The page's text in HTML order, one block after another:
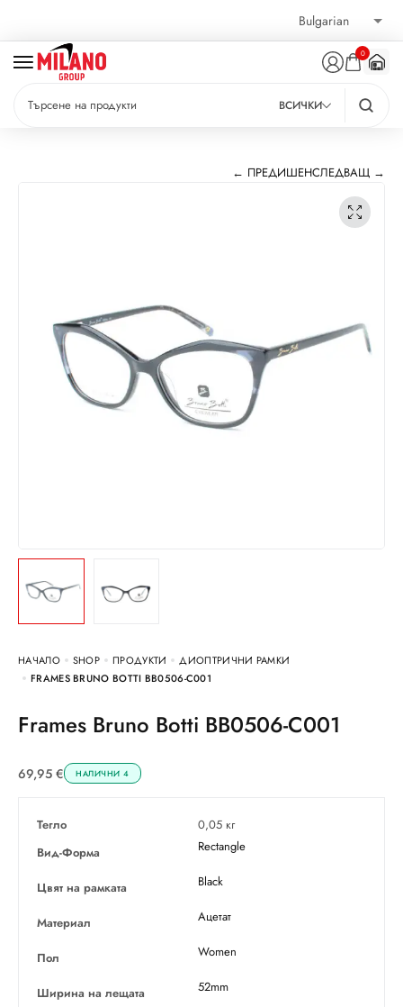
0
ВСИЧКИ
← ПРЕДИШЕНСЛЕДВАЩ →
НАЧАЛО SHOP ПРОДУКТИ
ДИОПТРИЧНИ РАМКИ
FRAMES BRUNO BOTTI BB0506-C001
Frames Bruno Botti BB0506-C001
69,95 € НАЛИЧНИ 4
Тегло
0,05 кг
Вид-Форма
Rectangle
Цвят на рамката Black
Материал Ацетат
Пол Women
Ширина на лещата 52mm